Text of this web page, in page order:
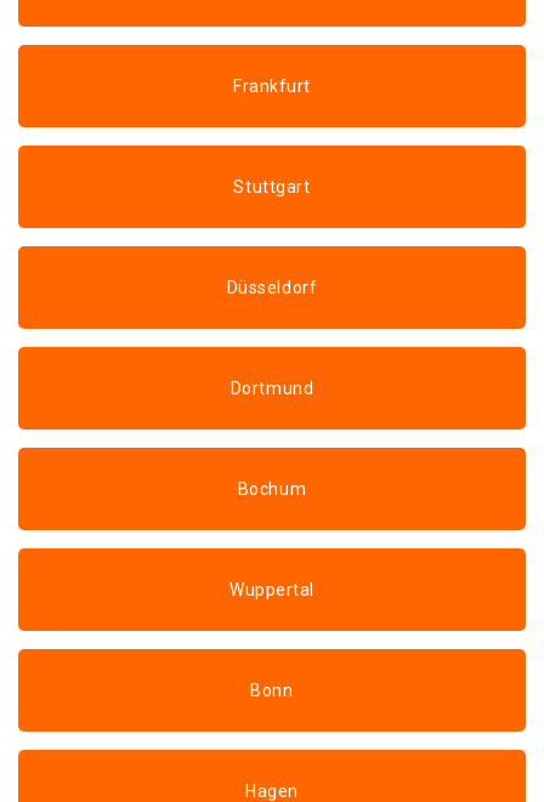
Frankfurt
Stuttgart
Düsseldorf
Dortmund
Bochum
Wuppertal
Bonn
Hagen